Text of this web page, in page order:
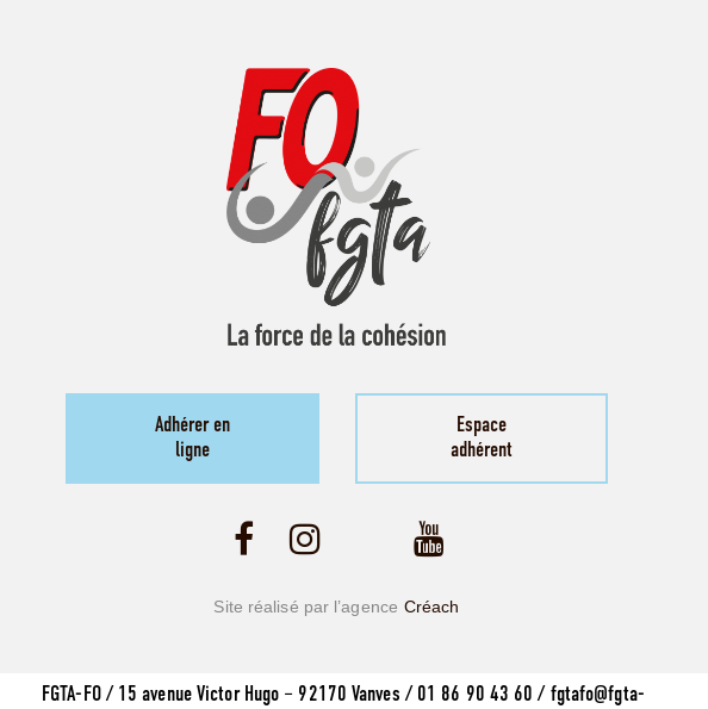
Adhérer en
ligne
Espace
adhérent
Site réalisé par l’agence Créach
FGTA-FO / 15 avenue Victor Hugo – 92170 Vanves / 01 86 90 43 60 / fgtafo@fgta-